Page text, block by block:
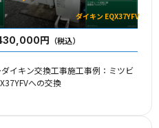
ダイキン EQX37YFV
円 （税込）
イキン交換工事施工事例：ミツビ
への交換